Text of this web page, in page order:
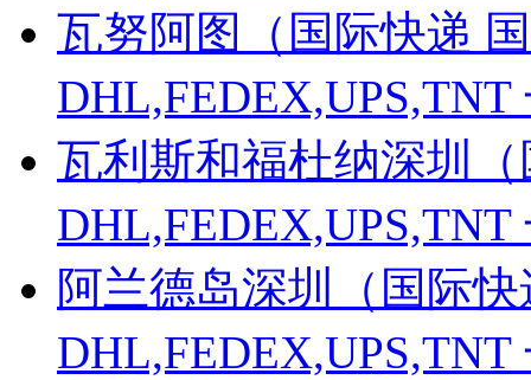
瓦努阿图（国际快递
瓦利斯和福杜纳深圳
阿兰德岛深圳（国际